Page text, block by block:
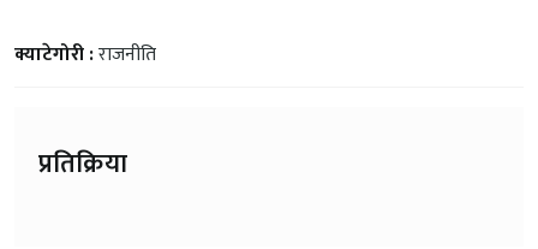
क्याटेगोरी :राजनीति
प्रतिक्रिया